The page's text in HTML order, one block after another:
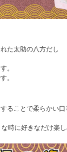
た太助の八方だし
。
。
ることで柔らかい
時に好きなだけ楽し